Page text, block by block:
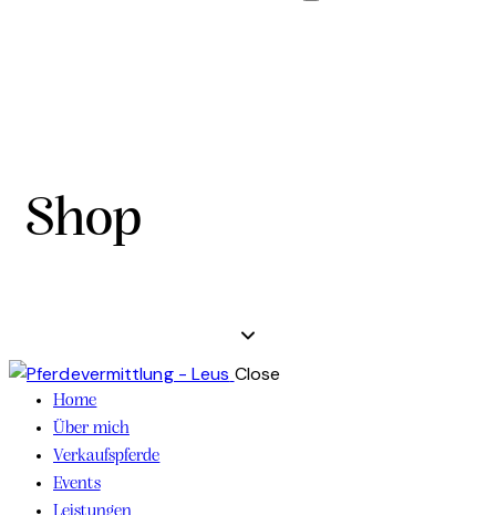
Shop
Close
Home
Über mich
Verkaufspferde
Events
Leistungen